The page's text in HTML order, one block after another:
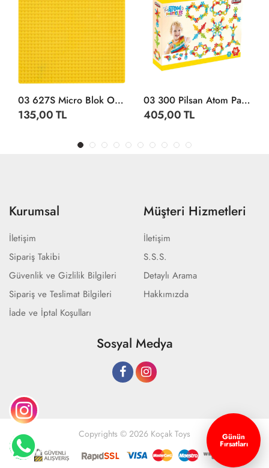
03 627S Micro Blok Oyun Tablası Sarı -Pilsan Oyuncak
135,00 TL
03 300 Pilsan Atom Parçaları 96 Parça
405,00 TL
Kurumsal
İletişim
Sipariş Takibi
Güvenlik ve Gizlilik Bilgileri
Sipariş ve Teslimat Bilgileri
İade ve İptal Koşulları
Müşteri Hizmetleri
İletişim
S.S.S.
Detaylı Arama
Hakkımızda
Sosyal Medya
Copyrights © 2026 Koçak Toys Günün
Fırsatları